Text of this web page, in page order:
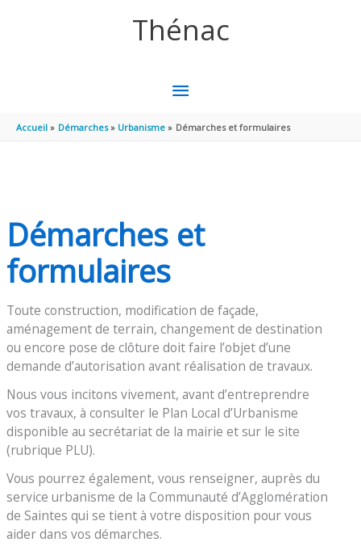
Thénac
MENU
PRINCIPAL
Accueil Démarches Urbanisme Démarches et formulaires
Démarches et
formulaires
Toute construction, modification de façade,
aménagement de terrain, changement de destination
ou encore pose de clôture doit faire l’objet d’une
demande d’autorisation avant réalisation de travaux.
Nous vous incitons vivement, avant d’entreprendre
vos travaux, à consulter le Plan Local d’Urbanisme
disponible au secrétariat de la mairie et sur le site
(rubrique PLU).
Vous pourrez également, vous renseigner, auprès du
service urbanisme de la Communauté d’Agglomération
de Saintes qui se tient à votre disposition pour vous
aider dans vos démarches.